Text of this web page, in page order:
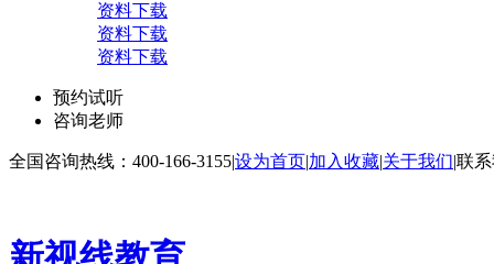
资料下载
资料下载
资料下载
预约试听
咨询老师
全国咨询热线：400-166-3155|设为首页|加入收藏|关于我们|联